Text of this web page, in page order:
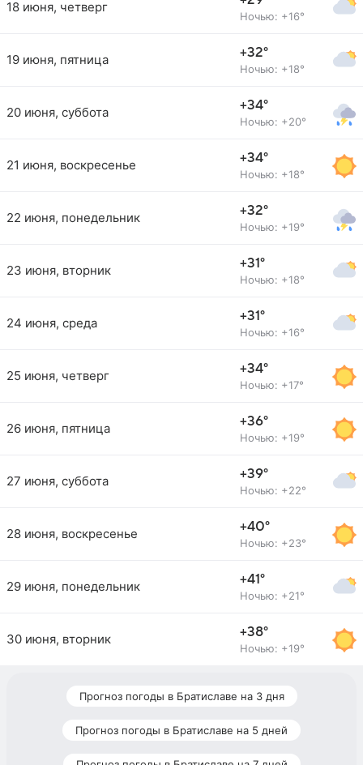
18 июня, четверг
Ночью: +16°
19 июня, пятница +32°
Ночью: +18°
20 июня, суббота +34°
Ночью: +20°
21 июня, воскресенье +34°
Ночью: +18°
22 июня, понедельник +32°
Ночью: +19°
23 июня, вторник +31°
Ночью: +18°
24 июня, среда +31°
Ночью: +16°
25 июня, четверг +34°
Ночью: +17°
26 июня, пятница +36°
Ночью: +19°
27 июня, суббота +39°
Ночью: +22°
28 июня, воскресенье +40°
Ночью: +23°
29 июня, понедельник +41°
Ночью: +21°
30 июня, вторник +38°
Ночью: +19°
Прогноз погоды в Братиславе на 3 дня
Прогноз погоды в Братиславе на 5 дней